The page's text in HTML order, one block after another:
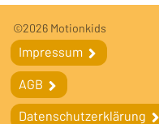
Fußleiste
Impressum
AGB
Datenschutzerklärung
©2026 Motionkids
Impressum
AGB
Datenschutzerklärung